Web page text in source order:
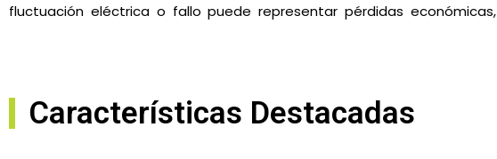
fluctuación eléctrica o fallo puede representar pérdidas económicas,
Características Destacadas